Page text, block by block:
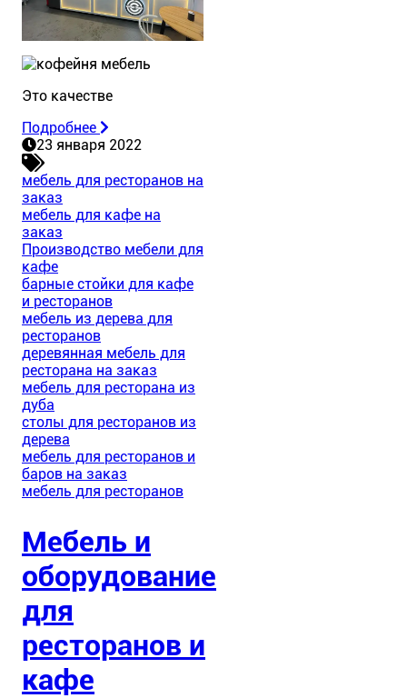
Это качестве
Подробнее
23 января 2022
мебель для ресторанов на
заказ
мебель для кафе на
заказ
Производство мебели для
кафе
барные стойки для кафе
и ресторанов
мебель из дерева для
ресторанов
деревянная мебель для
ресторана на заказ
мебель для ресторана из
дуба
столы для ресторанов из
дерева
мебель для ресторанов и
баров на заказ
мебель для ресторанов
Мебель и
оборудование
для
ресторанов и
кафе